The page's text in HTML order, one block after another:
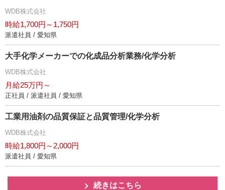
WDB株式会社
時給1,700円～1,750円
派遣社員 / 愛知県
大手化学メーカーでの化成品分析業務/化学分析
WDB株式会社
月給25万円～
正社員 / 派遣社員 / 愛知県
工業用油剤の品質保証と品質管理/化学分析
WDB株式会社
時給1,800円～2,000円
派遣社員 / 愛知県
続きはこちら